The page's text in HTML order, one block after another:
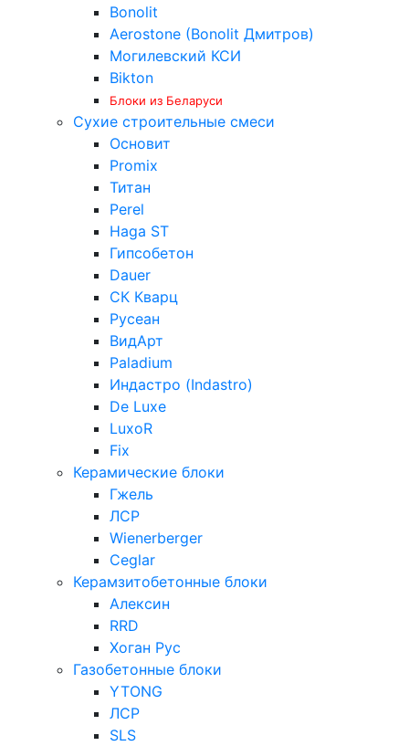
Bonolit
Aerostone (Bonolit Дмитров)
Могилевский КСИ
Bikton
Блоки из Беларуси
Сухие строительные смеси
Основит
Promix
Титан
Perel
Haga ST
Гипсобетон
Dauer
СК Кварц
Русеан
ВидАрт
Paladium
Индастро (Indastro)
De Luxe
LuxoR
Fix
Керамические блоки
Гжель
ЛСР
Wienerberger
Ceglar
Керамзитобетонные блоки
Алексин
RRD
Хоган Рус
Газобетонные блоки
YTONG
ЛСР
SLS